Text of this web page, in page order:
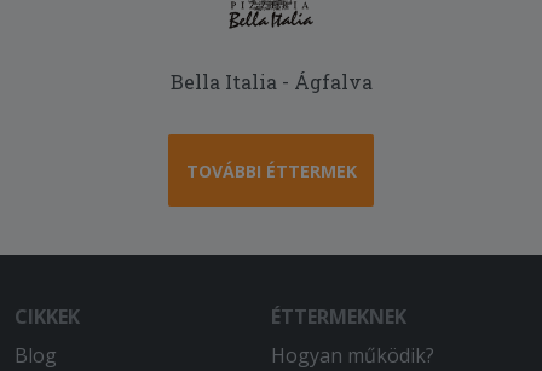
Bella Italia - Ágfalva
TOVÁBBI ÉTTERMEK
CIKKEK
Blog
ÉTTERMEKNEK
Hogyan működik?